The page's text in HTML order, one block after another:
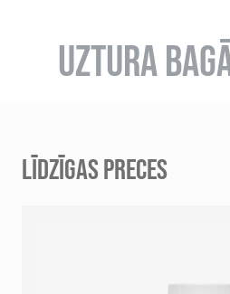
UZTURA
LĪDZĪGAS PRECES